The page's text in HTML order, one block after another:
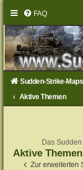
FAQ
Sudden-Strike-
Aktive Themen
Das
Aktive Themen
Zur erweiterten